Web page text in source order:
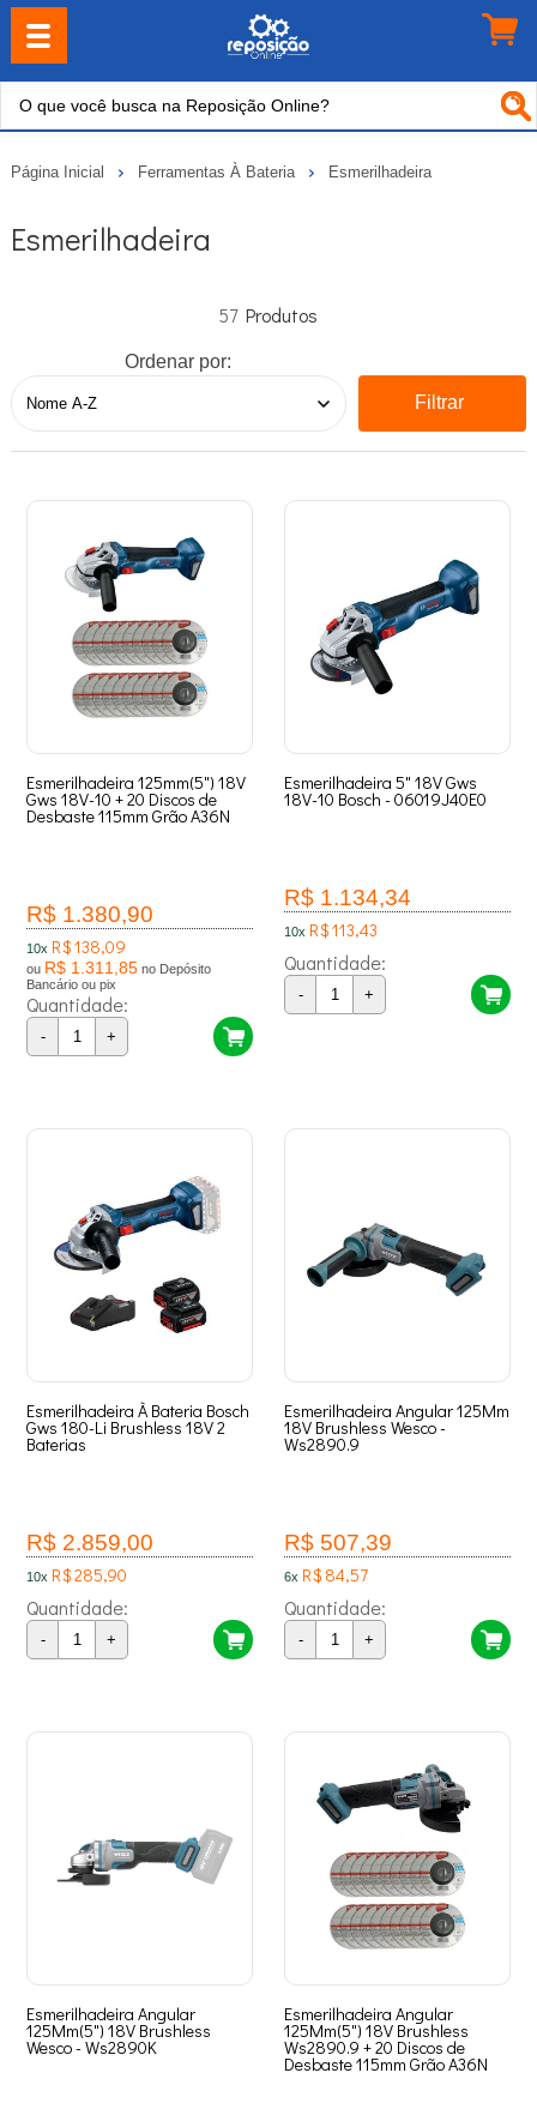
Página Inicial Ferramentas À Bateria Esmerilhadeira
Esmerilhadeira
57
Ordenar por:
Filtrar
Esmerilhadeira 125mm(5") 18V
Gws 18V-10 + 20 Discos de
Desbaste 115mm Grão A36N
R$ 1.380,90
10x R$ 138,09
ou R$ 1.311,85 no Depósito
Bancário ou pix
Quantidade:
- +
Esmerilhadeira 5" 18V Gws
18V-10 Bosch - 06019J40E0
R$ 1.134,34
10x R$ 113,43
Quantidade:
- +
Esmerilhadeira À Bateria Bosch
Gws 180-Li Brushless 18V 2
Baterias
R$ 2.859,00
10x R$ 285,90
Quantidade:
- +
Esmerilhadeira Angular 125Mm
18V Brushless Wesco -
Ws2890.9
R$ 507,39
6x R$ 84,57
Quantidade:
- +
Esmerilhadeira Angular
125Mm(5") 18V Brushless
Wesco - Ws2890K
Esmerilhadeira Angular
125Mm(5") 18V Brushless
Ws2890.9 + 20 Discos de
Desbaste 115mm Grão A36N